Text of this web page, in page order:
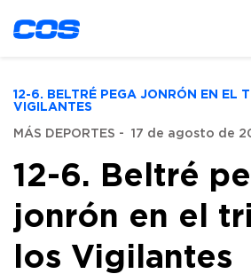
12-6. BELTRÉ PEGA JONRÓN EN EL
VIGILANTES
MÁS DEPORTES - 17 de agosto de
12-6. Beltré
jonrón en el
los Vigilantes